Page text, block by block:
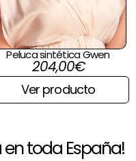
Peluca sintética Gwen
204,00€
Ver producto
toda España!